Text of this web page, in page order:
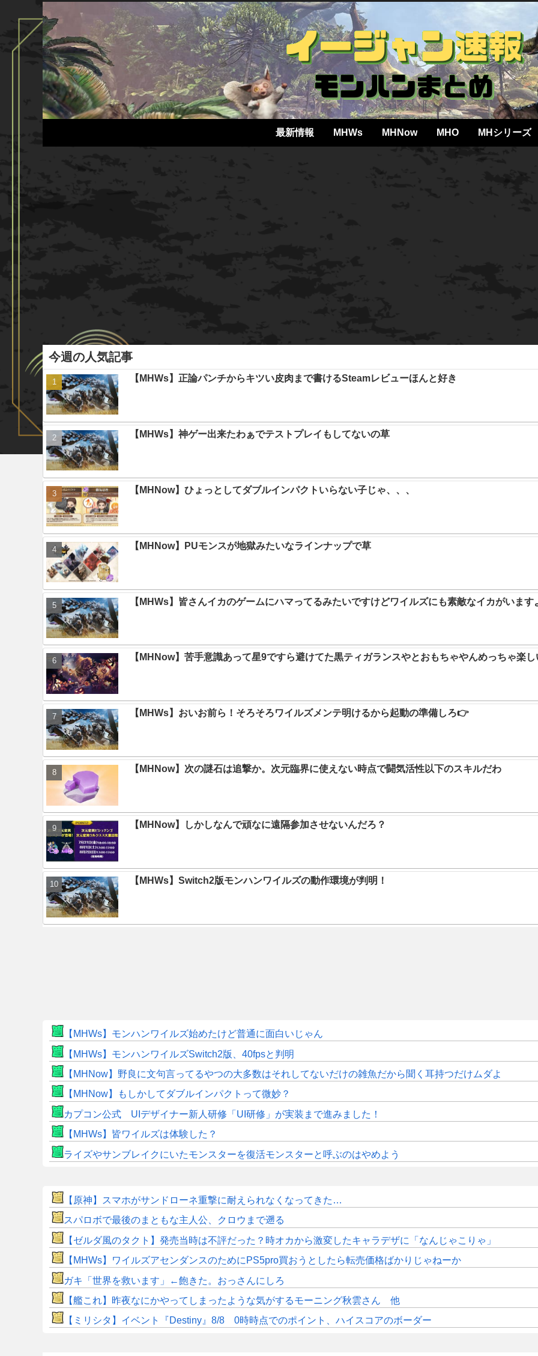
最新情報 MHWs MHNow MHO MHシリーズ
今週の人気記事
【MHWs】正論パンチからキツい皮肉まで書けるSteamレビューほんと好き
【MHWs】神ゲー出来たわぁでテストプレイもしてないの草
【MHNow】ひょっとしてダブルインパクトいらない子じゃ、、、
【MHNow】PUモンスが地獄みたいなラインナップで草
【MHWs】皆さんイカのゲームにハマってるみたいですけどワイルズにも素敵なイカがいます
【MHNow】苦手意識あって星9ですら避けてた黒ティガランスやとおもちゃやんめっちゃ楽し
【MHWs】おいお前ら！そろそろワイルズメンテ明けるから起動の準備しろ👉
【MHNow】次の謎石は追撃か。次元臨界に使えない時点で闘気活性以下のスキルだわ
【MHNow】しかしなんで頑なに遠隔参加させないんだろ？
【MHWs】Switch2版モンハンワイルズの動作環境が判明！
【MHWs】モンハンワイルズ始めたけど普通に面白いじゃん
【MHWs】モンハンワイルズSwitch2版、40fpsと判明
【MHNow】野良に文句言ってるやつの大多数はそれしてないだけの雑魚だから聞く耳持つだけムダよ
【MHNow】もしかしてダブルインパクトって微妙？
カプコン公式 UIデザイナー新人研修「UI研修」が実装まで進みました！
【MHWs】皆ワイルズは体験した？
ライズやサンブレイクにいたモンスターを復活モンスターと呼ぶのはやめよう
【原神】スマホがサンドローネ重撃に耐えられなくなってきた…
スパロボで最後のまともな主人公、クロウまで遡る
【ゼルダ風のタクト】発売当時は不評だった？時オカから激変したキャラデザに「なんじゃこりゃ」
【MHWs】ワイルズアセンダンスのためにPS5pro買おうとしたら転売価格ばかりじゃねーか
ガキ「世界を救います」←飽きた。おっさんにしろ
【艦これ】昨夜なにかやってしまったような気がするモーニング秋雲さん 他
【ミリシタ】イベント『Destiny』8/8 0時時点でのポイント、ハイスコアのボーダー